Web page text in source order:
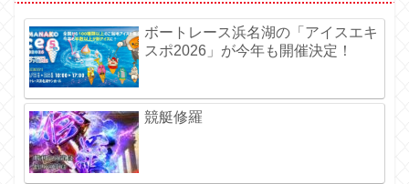
ボートレース浜名湖の「アイスエキ
スポ2026」が今年も開催決定！
競艇修羅